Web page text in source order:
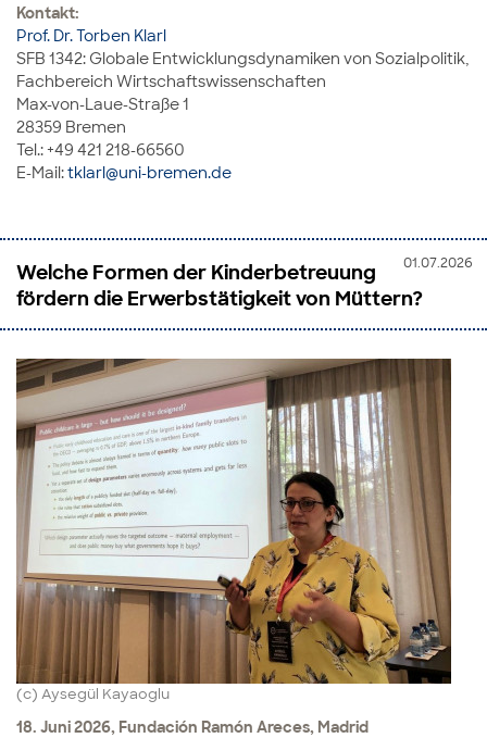
Kontakt:
Prof. Dr. Torben Klarl
SFB 1342: Globale Entwicklungsdynamiken von Sozialpolitik,
Fachbereich Wirtschaftswissenschaften
Max-von-Laue-Straße 1
28359 Bremen
Tel.: +49 421 218-66560
E-Mail:tklarl@uni-bremen.de
01.07.2026
Welche Formen der Kinderbetreuung
fördern die Erwerbstätigkeit von Müttern?
(c) Aysegül Kayaoglu
18. Juni 2026, Fundación Ramón Areces, Madrid